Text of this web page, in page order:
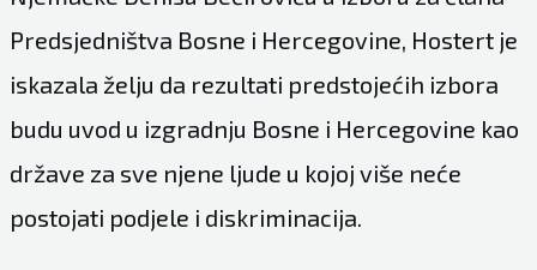
Predsjedništva Bosne i Hercegovine, Hostert je
iskazala želju da rezultati predstojećih izbora
budu uvod u izgradnju Bosne i Hercegovine kao
države za sve njene ljude u kojoj više neće
postojati podjele i diskriminacija.